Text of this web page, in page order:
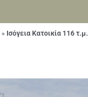
» Ισόγεια Κατοικία 116 τ.μ.